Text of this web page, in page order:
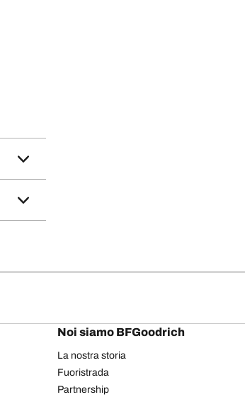
Noi siamo BFGoodrich
La nostra storia
Fuoristrada
Partnership